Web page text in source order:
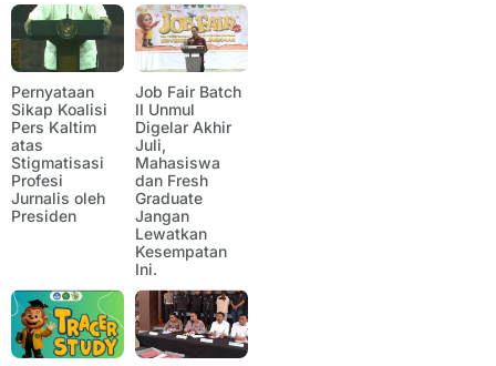
Pernyataan
Sikap Koalisi
Pers Kaltim
atas
Stigmatisasi
Profesi
Jurnalis oleh
Presiden
Job Fair Batch
II Unmul
Digelar Akhir
Juli,
Mahasiswa
dan Fresh
Graduate
Jangan
Lewatkan
Kesempatan
Ini.